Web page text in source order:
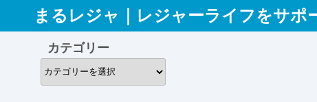
まるレジャ｜レジャーライフをサポ
カテゴリー
カ
テ